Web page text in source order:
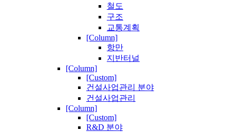
철도
구조
교통계획
[Column]
항만
지반터널
[Column]
[Custom]
건설사업관리 분야
건설사업관리
[Column]
[Custom]
R&D 분야